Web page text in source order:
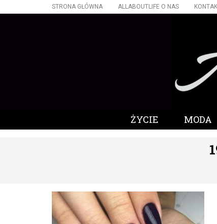
STRONA GŁÓWNA ALLABOUTLIFE O NAS
ŻYCIE MODA